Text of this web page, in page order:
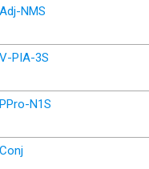
Adj-NMS
V-PIA-3S
PPro-N1S
Conj